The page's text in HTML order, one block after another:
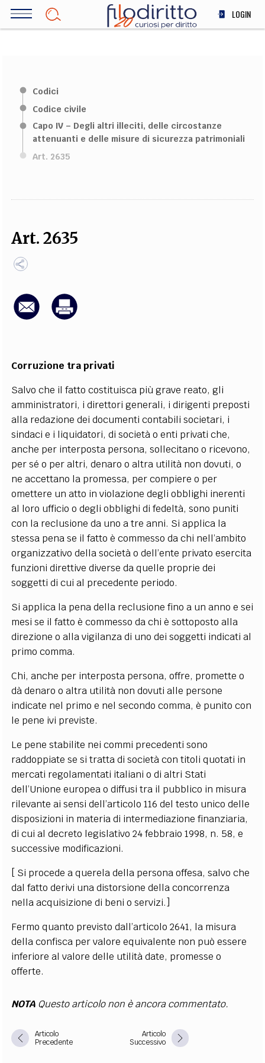
Salta
LOGIN
STORIA E FILOSOFIA
FILODIRITTO REDAZIONE
FOTOGRAFI
CODICI RUBRICHE
Codici
Codice civile
Capo IV – Degli altri illeciti, delle circostanze
attenuanti e delle misure di sicurezza patrimoniali
Art. 2635
Art. 2635
Corruzione tra privati
Salvo che il fatto costituisca più grave reato, gli
amministratori, i direttori generali, i dirigenti preposti
alla redazione dei documenti contabili societari, i
sindaci e i liquidatori, di società o enti privati che,
anche per interposta persona, sollecitano o ricevono,
per sé o per altri, denaro o altra utilità non dovuti, o
ne accettano la promessa, per compiere o per
omettere un atto in violazione degli obblighi inerenti
al loro ufficio o degli obblighi di fedeltà, sono puniti
con la reclusione da uno a tre anni. Si applica la
stessa pena se il fatto è commesso da chi nell’ambito
organizzativo della società o dell’ente privato esercita
funzioni direttive diverse da quelle proprie dei
soggetti di cui al precedente periodo.
Si applica la pena della reclusione fino a un anno e sei
mesi se il fatto è commesso da chi è sottoposto alla
direzione o alla vigilanza di uno dei soggetti indicati al
primo comma.
Chi, anche per interposta persona, offre, promette o
dà denaro o altra utilità non dovuti alle persone
indicate nel primo e nel secondo comma, è punito con
le pene ivi previste.
Le pene stabilite nei commi precedenti sono
raddoppiate se si tratta di società con titoli quotati in
mercati regolamentati italiani o di altri Stati
dell’Unione europea o diffusi tra il pubblico in misura
rilevante ai sensi dell’articolo 116 del testo unico delle
disposizioni in materia di intermediazione finanziaria,
di cui al decreto legislativo 24 febbraio 1998, n. 58, e
successive modificazioni.
[ Si procede a querela della persona offesa, salvo che
dal fatto derivi una distorsione della concorrenza
nella acquisizione di beni o servizi.]
Fermo quanto previsto dall’articolo 2641, la misura
della confisca per valore equivalente non può essere
inferiore al valore delle utilità date, promesse o
offerte.
NOTA Questo articolo non è ancora commentato.
Articolo
Precedente
Articolo
Successivo